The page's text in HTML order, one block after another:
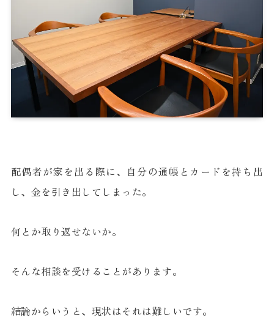
配偶者が家を出る際に、自分の通帳とカードを持ち出
し、金を引き出してしまった。
何とか取り返せないか。
そんな相談を受けることがあります。
結論からいうと、現状はそれは難しいです。